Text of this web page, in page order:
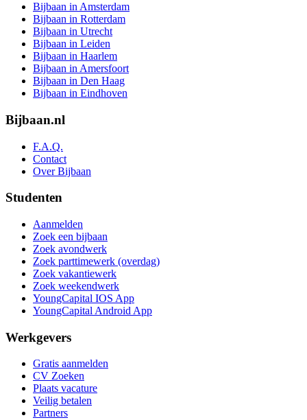
Bijbaan in Amsterdam
Bijbaan in Rotterdam
Bijbaan in Utrecht
Bijbaan in Leiden
Bijbaan in Haarlem
Bijbaan in Amersfoort
Bijbaan in Den Haag
Bijbaan in Eindhoven
Bijbaan.nl
F.A.Q.
Contact
Over Bijbaan
Studenten
Aanmelden
Zoek een bijbaan
Zoek avondwerk
Zoek parttimewerk (overdag)
Zoek vakantiewerk
Zoek weekendwerk
YoungCapital IOS App
YoungCapital Android App
Werkgevers
Gratis aanmelden
CV Zoeken
Plaats vacature
Veilig betalen
Partners